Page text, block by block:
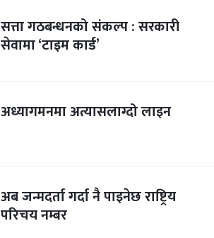
सत्ता गठबन्धनको संकल्प : सरकारी
सेवामा ‘टाइम कार्ड’
अध्यागमनमा अत्यासलाग्दो लाइन
अब जन्मदर्ता गर्दा नै पाइनेछ राष्ट्रिय
परिचय नम्बर